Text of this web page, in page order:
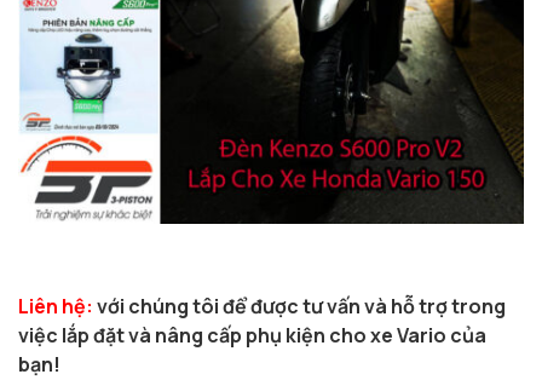
Liên hệ: với chúng tôi để được tư vấn và hỗ trợ trong
việc lắp đặt và nâng cấp phụ kiện cho xe Vario của
bạn!